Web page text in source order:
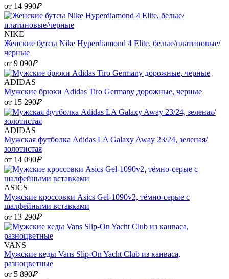
от 14 990₽
NIKE
Женские бутсы Nike Hyperdiamond 4 Elite, белые/платиновые/
черные
от 9 090₽
ADIDAS
Мужские брюки Adidas Tiro Germany дорожные, черные
от 15 290₽
ADIDAS
Мужская футболка Adidas LA Galaxy Away 23/24, зеленая/
золотистая
от 14 090₽
ASICS
Мужские кроссовки Asics Gel-1090v2, тёмно-серые с
шалфейными вставками
от 13 290₽
VANS
Мужские кеды Vans Slip-On Yacht Club из канваса,
разноцветные
от 5 890₽